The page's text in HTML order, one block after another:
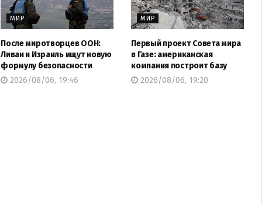
МИР
После миротворцев ООН:
Ливан и Израиль ищут новую
формулу безопасности
2026/08/06, 19:46
МИР
Первый проект Совета мира
в Газе: американская
компания построит базу
2026/08/06, 19:20